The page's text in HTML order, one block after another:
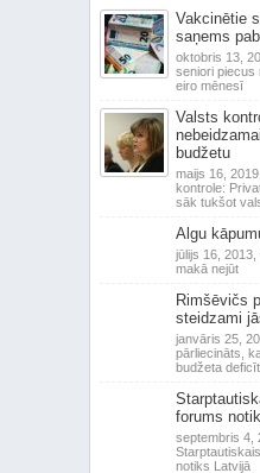
Vakcinētie
saņems
oktobris 13,
seniori piecus
eiro mēnesī
Valsts
budžetu
maijs 16, 2019,
kontrole:
sāk tukšot
Algu
jūlijs 16, 2013,
makā nejūt
Rimšēvičs
steidzami
janvāris 25,
pārliecināts,
budžeta
forums
septembris 4,
notiks Latvijā